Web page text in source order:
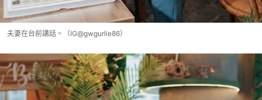
夫妻在台前講話。（IG@gwgurlie86）